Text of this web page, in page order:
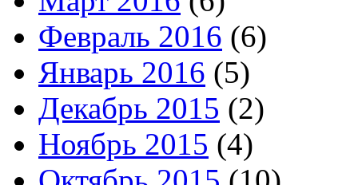
Февраль 2016 (6)
Январь 2016 (5)
Декабрь 2015 (2)
Ноябрь 2015 (4)